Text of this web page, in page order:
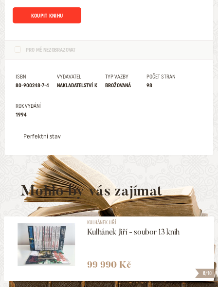
KOUPIT KNIHU
PRO MĚ NEZOBRAZOVAT
ISBN
80-900248-7-4
VYDAVATEL
NAKLADATELSTVÍ K
TYP VAZBY
BROŽOVANÁ
POČET STRAN
98
ROK VYDÁNÍ
1994
Perfektní stav
Mohlo by vás zajímat
8/10
KULHÁNEK JIŘÍ
Kulhánek Jiří - soubor 13 knih
99 990 Kč